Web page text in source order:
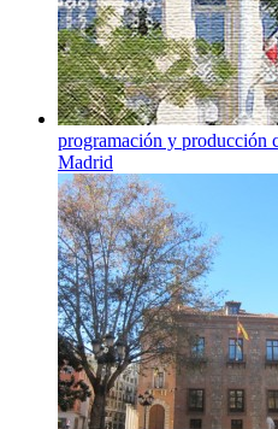
programación y producción
Madrid